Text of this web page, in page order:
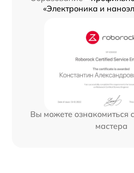
«Электроника и
Вы можете ознакомиться
мастера